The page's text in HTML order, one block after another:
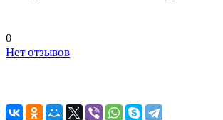
0
Нет отзывов